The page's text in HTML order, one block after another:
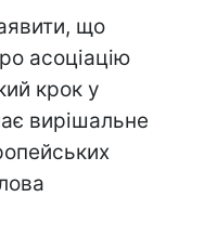
що
асоціацію
крок у
вирішальне